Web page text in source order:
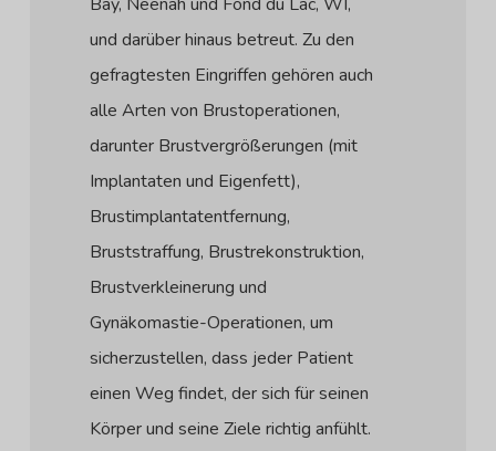
und darüber hinaus betreut. Zu den
gefragtesten Eingriffen gehören auch
alle Arten von Brustoperationen,
darunter Brustvergrößerungen (mit
Implantaten und Eigenfett),
Brustimplantatentfernung,
Bruststraffung, Brustrekonstruktion,
Brustverkleinerung und
Gynäkomastie-Operationen, um
sicherzustellen, dass jeder Patient
einen Weg findet, der sich für seinen
Körper und seine Ziele richtig anfühlt.